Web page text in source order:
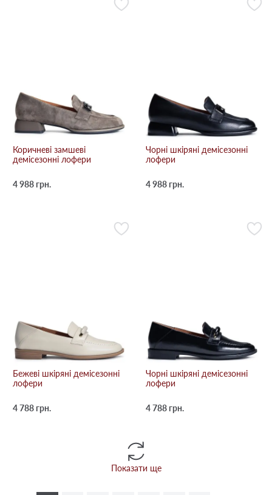
Коричневі замшеві
демісезонні лофери
4 988 грн.
Чорні шкіряні демісезонні
лофери
4 988 грн.
Бежевi шкіряні демісезонні
лофери
4 788 грн.
Чорні шкіряні демісезонні
лофери
4 788 грн.
Показати ще